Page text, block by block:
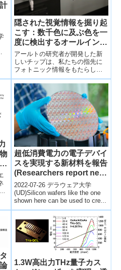
隠された視覚情報を掘り起
こす：数千色に及ぶ色を一
度に検出するオールインワ
ン(Tapping hidden visual
information: An all-in-one
detector for thousands of
colours)
アールトの研究者が開発した新
しいチップは、私たちの指先に
フォトニック情報をもたらしま
す。A new chip from Aalto
researchers pu...
超低消費電力の電子デバイ
スを実現する新材料を報告
(Researchers report new
material that could
enable ultra-low-power
electronic devices)
2022-07-26 デラウェア大学
(UD)Silicon wafers like the one
shown here can be used to cre...
1.3W高出力THz量子カス